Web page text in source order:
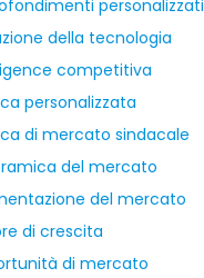
personalizzati
della tecnologia
competitiva
personalizzata
di mercato sindacale
del mercato
del mercato
di crescita
di mercato